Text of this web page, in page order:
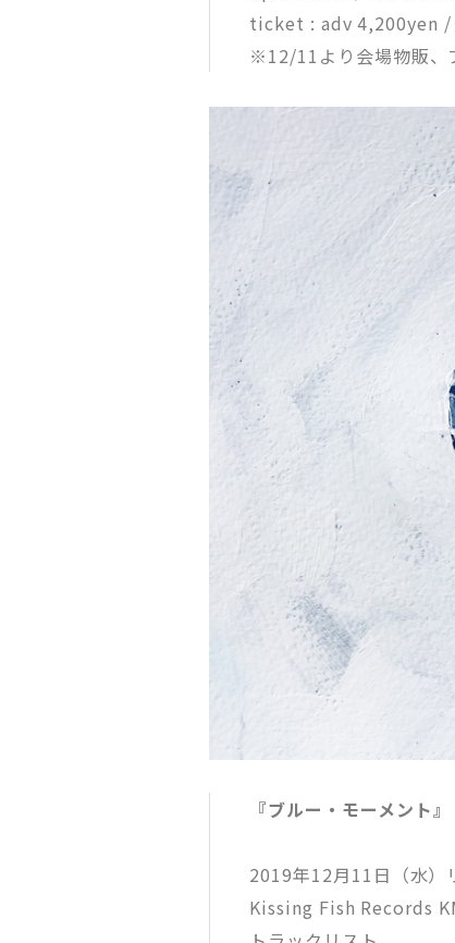
ticket : adv 4,200yen
※12/11より会場物販、
『ブルー・モーメント』
2019年12月11日（水）
Kissing Fish Records